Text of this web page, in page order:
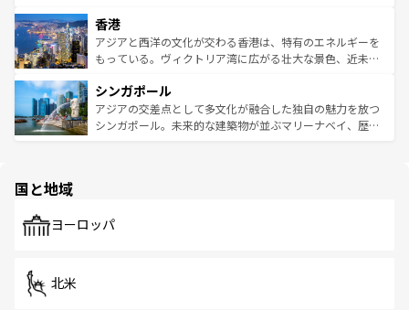
とつ。フォーやバインミー、ベトナムコーヒーなどは、ぜ
ひ現地で味わいたい。どの地域を訪れてもあたたかい人々
が旅行者を迎えてくれるので、きっと忘れられない旅にな
参照してほしい。
の活気が交差している。北部ではチェンマイなどの山岳地
帯で自然と触れ合い、南部ではプーケットやクラビの美し
いビーチでリゾート気分を楽しむことができる。タイ料理
激する。気候は一年中温暖で、どの季節にも異なる楽しみ
が待っている。親しみやすいタイの人々、仏教を中心とし
た文化、そして多様な観光資源が、訪れる旅人を魅了し続
香港
アジアと西洋の文化が交わる香港は、特有のエネルギーを
もっている。ヴィクトリア湾に広がる壮大な景色、近未来
み、どこを訪れても感動するはず。観光スポットが密集し
ており、効率よく見どころを回れるのも魅力。息をのむよ
うな絶景から文化的な体験まで、香港を存分に楽しみ尽く
シンガポール
アジアの交差点として多文化が融合した独自の魅力を放つ
シンガポール。未来的な建築物が並ぶマリーナベイ、歴史
で、ホーカーズは地元の風情を楽しめる外せないスポット
国と地域
ヨーロッパ
北米